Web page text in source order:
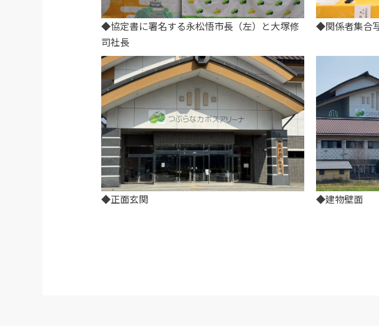
◆協定書に署名する永松悟市長（左）と大塚修
司社長
◆関係者集合
◆正面玄関 ◆建物壁面